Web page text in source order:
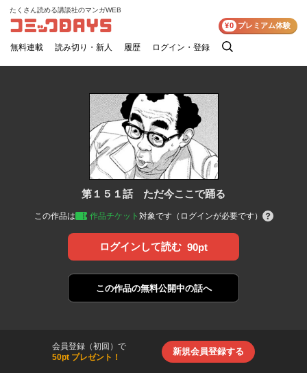
コミックDAYS
たくさん読める講談社のマンガWEB
無料連載 読み切り・新人 履歴 ログイン・登録
検
¥0 プレミアム体験
第１５１話 ただ今ここで踊る
この作品は 作品チケット 対象です（ログインが必要です）
ログインして読む 90pt
この作品の無料公開中の話へ
会員登録（初回）で
50pt プレゼント！
新規会員登録する